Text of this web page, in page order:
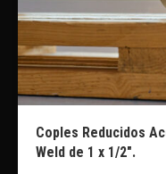
Coples Reducidos
Weld de 1 x 1/2″.